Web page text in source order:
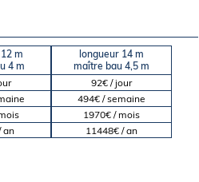
m
4 m
an
longueur 14 m
maître bau 4,5 m
92€ / jour
494€ / semaine
1970€ / mois
11448€ / an